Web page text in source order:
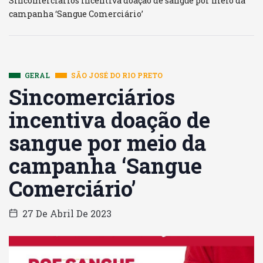
campanha ‘Sangue Comerciário’
GERAL SÃO JOSÉ DO RIO PRETO
Sincomerciários
incentiva doação de
sangue por meio da
campanha ‘Sangue
Comerciário’
27 De Abril De 2023